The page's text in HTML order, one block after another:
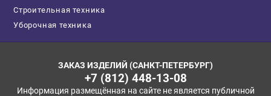
Строительная техника
Уборочная техника
ЗАКАЗ ИЗДЕЛИЙ (САНКТ-ПЕТЕРБУРГ)
+7 (812) 448-13-08
Информация размещённая на сайте не является публичной